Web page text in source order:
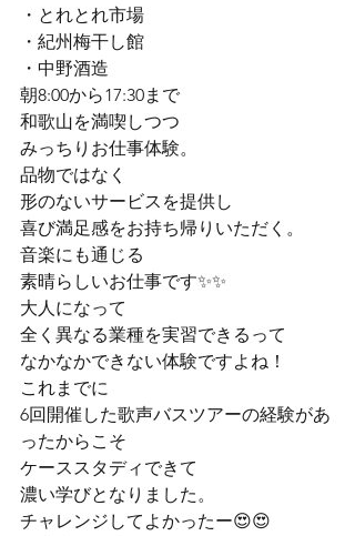
・とれとれ市場
・紀州梅干し館
・中野酒造
朝8:00から17:30まで
和歌山を満喫しつつ
みっちりお仕事体験。
品物ではなく
形のないサービスを提供し
喜び満足感をお持ち帰りいただく。
音楽にも通じる
素晴らしいお仕事です✨✨
大人になって
全く異なる業種を実習できるって
なかなかできない体験ですよね！
これまでに
6回開催した歌声バスツアーの経験があ
ったからこそ
ケーススタディできて
濃い学びとなりました。
チャレンジしてよかったー😍😍